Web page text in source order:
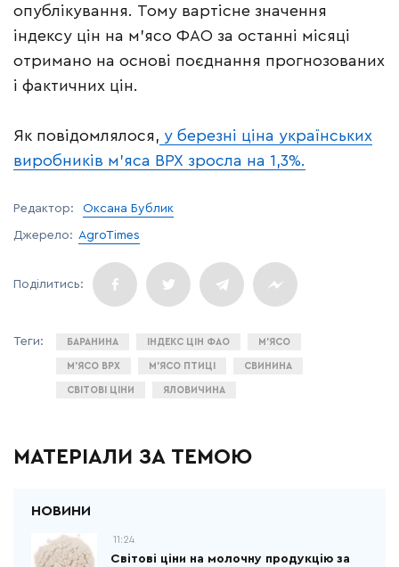
опублікування. Тому вартісне значення
індексу цін на м’ясо ФАО за останні місяці
отримано на основі поєднання прогнозованих
і фактичних цін.
Як повідомлялося, у березні ціна українських
виробників м’яса ВРХ зросла на 1,3%.
Редактор: Оксана Бублик
Джерело: AgroTimes
БАРАНИНА ІНДЕКС ЦІН ФАО М’ЯСО
М’ЯСО ВРХ М’ЯСО ПТИЦІ СВИНИНА
СВІТОВІ ЦІНИ ЯЛОВИЧИНА
МАТЕРІАЛИ ЗА ТЕМОЮ
11:24
Світові ціни на молочну продукцію за